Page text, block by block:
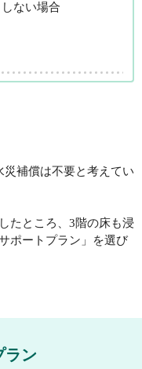
ない場合
補償は不要と考えてい
たところ、 3階の床も浸
ポートプラン」
を選び
ラン